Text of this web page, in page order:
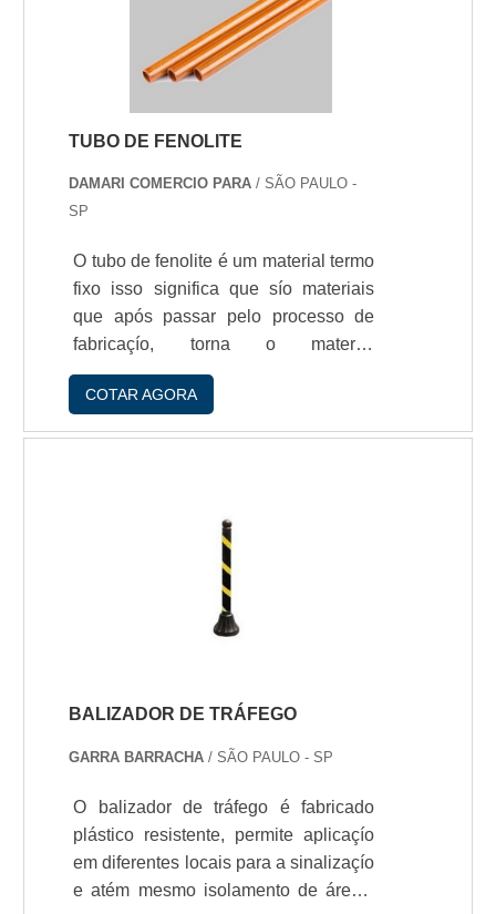
TUBO DE FENOLITE
DAMARI COMERCIO PARA / SÃO PAULO -
SP
O tubo de fenolite é um material termo
fixo isso significa que sío materiais
que após passar pelo processo de
fabricaçío, torna o material
permanentemente rígido, nío havendo
mais condiçío de ser termo formado,
mas podendo ser usinado, obtendo
em submeter às matérias primas
utilizado dentro dos moldes, a
aplicaçío de pressío e calor por um
determinado período de tempo, o
COTAR AGORA
BALIZADOR DE TRÁFEGO
GARRA BARRACHA / SÃO PAULO - SP
O balizador de tráfego é fabricado
plástico resistente, permite aplicaçío
em diferentes locais para a sinalizaçío
e atém mesmo isolamento de áreas,